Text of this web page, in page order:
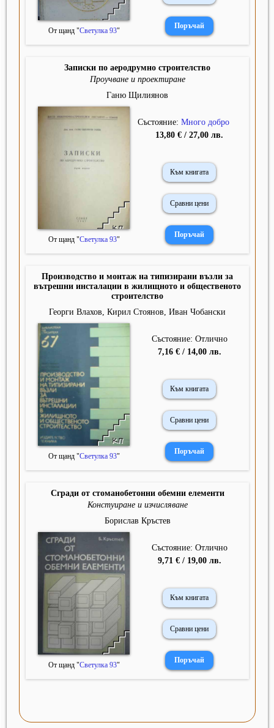
От щанд "Светулка 93"
Записки по аеродрумно строителство
Проучване и проектиране
Ганю Щилиянов
От щанд "Светулка 93"
Състояние: Много добро
13,80 € / 27,00 лв.
Към книгата
Сравни цени
Производство и монтаж на типизирани възли за
вътрешни инсталации в жилищното и общественото
строителство
Георги Влахов, Кирил Стоянов, Иван Чобански
От щанд "Светулка 93"
Състояние: Отлично
7,16 € / 14,00 лв.
Към книгата
Сравни цени
Сгради от стоманобетонни обемни елементи
Констуиране и изчисляване
Борислав Кръстев
От щанд "Светулка 93"
Състояние: Отлично
9,71 € / 19,00 лв.
Към книгата
Сравни цени